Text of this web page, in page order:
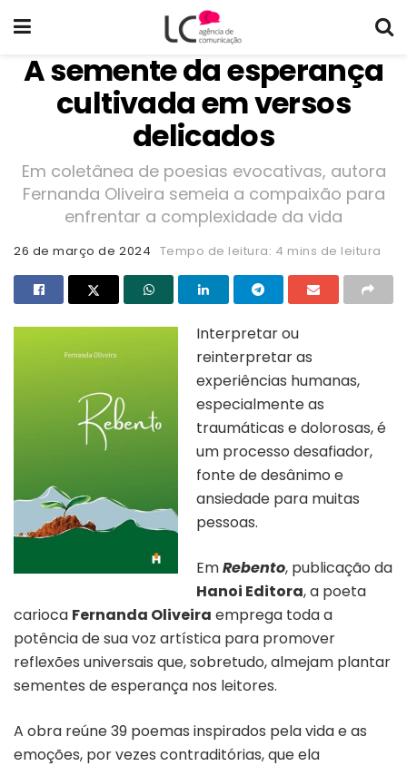
A semente da esperança
cultivada em versos
delicados
Em coletânea de poesias evocativas, autora
Fernanda Oliveira semeia a compaixão para
enfrentar a complexidade da vida
26 de março de 2024 Tempo de leitura: 4 mins de leitura
Interpretar ou
reinterpretar as
experiências humanas,
especialmente as
traumáticas e dolorosas, é
um processo desafiador,
fonte de desânimo e
ansiedade para muitas
pessoas.
EmRebento, publicação da
Hanoi Editora, a poeta
carioca Fernanda Oliveira emprega toda a
potência de sua voz artística para promover
reflexões universais que, sobretudo, almejam plantar
sementes de esperança nos leitores.
A obra reúne 39 poemas inspirados pela vida e as
emoções, por vezes contraditórias, que ela